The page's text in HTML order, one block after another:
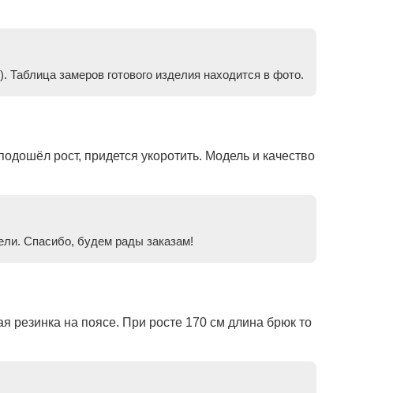
замеров готового изделия находится в фото.
рост, придется укоротить. Модель и качество
Спасибо, будем рады заказам!
резинка на поясе. При росте 170 см длина брюк то